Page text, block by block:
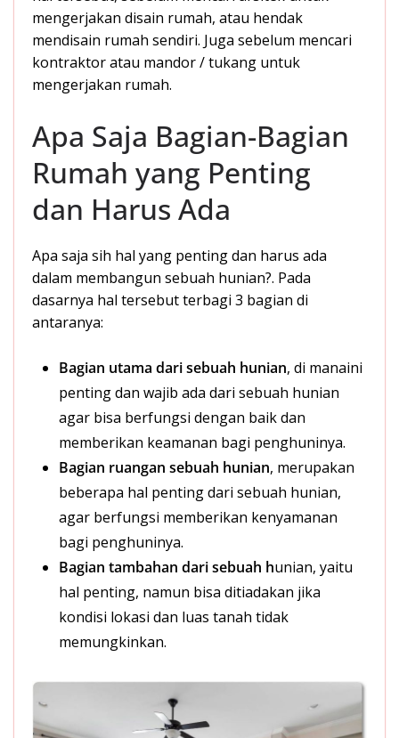
mengerjakan disain rumah, atau hendak
mendisain rumah sendiri. Juga sebelum mencari
kontraktor atau mandor / tukang untuk
mengerjakan rumah.
Apa Saja Bagian-Bagian
Rumah yang Penting
dan Harus Ada
Apa saja sih hal yang penting dan harus ada
dalam membangun sebuah hunian?. Pada
dasarnya hal tersebut terbagi 3 bagian di
antaranya:
Bagian utama dari sebuah hunian, di manaini
penting dan wajib ada dari sebuah hunian
agar bisa berfungsi dengan baik dan
memberikan keamanan bagi penghuninya.
Bagian ruangan sebuah hunian, merupakan
beberapa hal penting dari sebuah hunian,
agar berfungsi memberikan kenyamanan
bagi penghuninya.
Bagian tambahan dari sebuah hunian, yaitu
hal penting, namun bisa ditiadakan jika
kondisi lokasi dan luas tanah tidak
memungkinkan.